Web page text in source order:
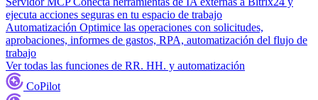
ejecuta acciones seguras en tu espacio de trabajo
Automatización Optimice las operaciones con solicitudes,
aprobaciones, informes de gastos, RPA, automatización del flujo de
trabajo
Ver todas las funciones de RR. HH. y automatización
CoPilot